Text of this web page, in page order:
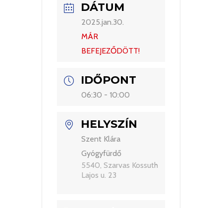
DÁTUM
2025.jan.30.
MÁR
BEFEJEZŐDÖTT!
IDŐPONT
06:30 - 10:00
HELYSZÍN
Szent Klára
Gyógyfürdő
5540, Szarvas Kossuth
Lajos u. 23